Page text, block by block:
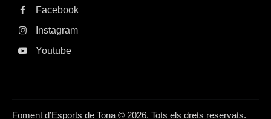
Facebook
Instagram
Youtube
Foment d’Esports de Tona © 2026. Tots els drets reservats.